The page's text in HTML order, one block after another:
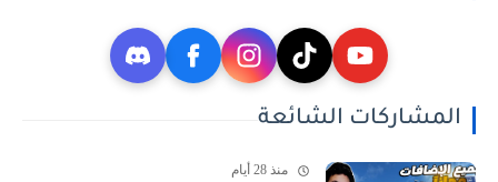
المشاركات الشائعة
منذ 28 أيام